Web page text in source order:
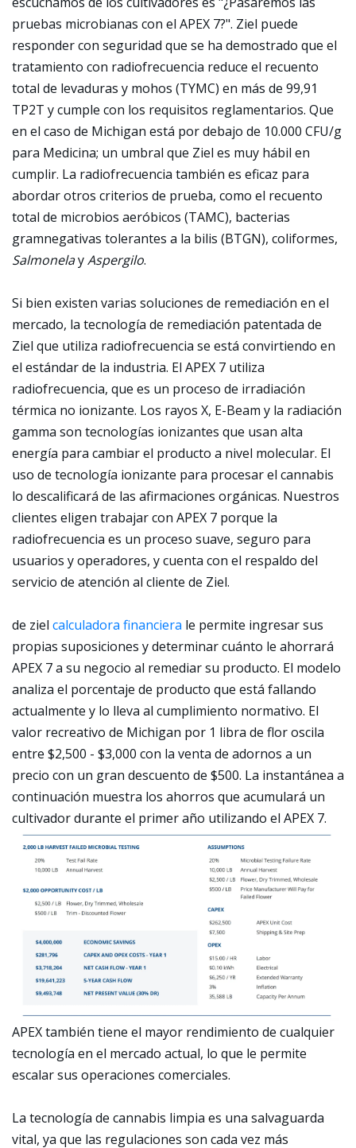
pruebas microbianas con el APEX 7?". Ziel puede
responder con seguridad que se ha demostrado que el
tratamiento con radiofrecuencia reduce el recuento
total de levaduras y mohos (TYMC) en más de 99,91
TP2T y cumple con los requisitos reglamentarios. Que
en el caso de Michigan está por debajo de 10.000 CFU/g
para Medicina; un umbral que Ziel es muy hábil en
cumplir. La radiofrecuencia también es eficaz para
abordar otros criterios de prueba, como el recuento
total de microbios aeróbicos (TAMC), bacterias
gramnegativas tolerantes a la bilis (BTGN), coliformes,
SalmonelayAspergilo.
Si bien existen varias soluciones de remediación en el
mercado, la tecnología de remediación patentada de
Ziel que utiliza radiofrecuencia se está convirtiendo en
el estándar de la industria. El APEX 7 utiliza
radiofrecuencia, que es un proceso de irradiación
térmica no ionizante. Los rayos X, E-Beam y la radiación
gamma son tecnologías ionizantes que usan alta
energía para cambiar el producto a nivel molecular. El
uso de tecnología ionizante para procesar el cannabis
lo descalificará de las afirmaciones orgánicas. Nuestros
clientes eligen trabajar con APEX 7 porque la
radiofrecuencia es un proceso suave, seguro para
usuarios y operadores, y cuenta con el respaldo del
servicio de atención al cliente de Ziel.
de ziel calculadora financiera le permite ingresar sus
propias suposiciones y determinar cuánto le ahorrará
APEX 7 a su negocio al remediar su producto. El modelo
analiza el porcentaje de producto que está fallando
actualmente y lo lleva al cumplimiento normativo. El
valor recreativo de Michigan por 1 libra de flor oscila
entre $2,500 - $3,000 con la venta de adornos a un
precio con un gran descuento de $500. La instantánea a
continuación muestra los ahorros que acumulará un
cultivador durante el primer año utilizando el APEX 7.
APEX también tiene el mayor rendimiento de cualquier
tecnología en el mercado actual, lo que le permite
escalar sus operaciones comerciales.
La tecnología de cannabis limpia es una salvaguarda
vital, ya que las regulaciones son cada vez más